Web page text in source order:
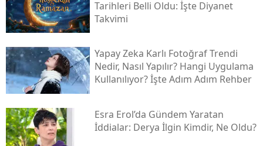
Tarihleri Belli Oldu: İşte Diyanet
Takvimi
Yapay Zeka Karlı Fotoğraf Trendi
Nedir, Nasıl Yapılır? Hangi Uygulama
Kullanılıyor? İşte Adım Adım Rehber
Esra Erol’da Gündem Yaratan
İddialar: Derya İlgin Kimdir, Ne Oldu?